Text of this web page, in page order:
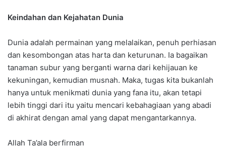
Keindahan dan Kejahatan Dunia
Dunia adalah permainan yang melalaikan, penuh perhiasan
dan kesombongan atas harta dan keturunan. Ia bagaikan
tanaman subur yang berganti warna dari kehijauan ke
kekuningan, kemudian musnah. Maka, tugas kita bukanlah
hanya untuk menikmati dunia yang fana itu, akan tetapi
lebih tinggi dari itu yaitu mencari kebahagiaan yang abadi
di akhirat dengan amal yang dapat mengantarkannya.
Allah Ta’ala berfirman